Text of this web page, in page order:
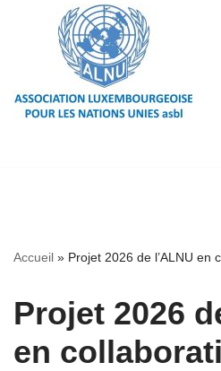
contenu
Accueil » Projet 2026 de l’ALNU en
Projet 2026
en